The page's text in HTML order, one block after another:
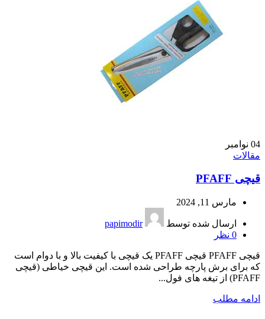
04 نوامبر
مقالات
قیچی PFAFF
مارس 11, 2024
ارسال شده توسط
papimodir
0 نظر
قیچی PFAFF قیچی PFAFF یک قیچی با کیفیت بالا و با دوام است
که برای برش پارچه طراحی شده است. این قیچی خیاطی (قیچی
PFAFF) از تیغه های فول...
ادامه مطلب